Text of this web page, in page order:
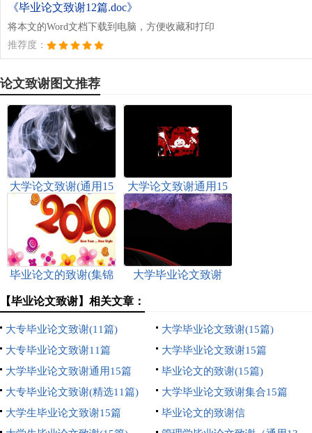
《毕业论文致谢12篇.doc》
将本文的Word文档下载到电脑，方便收藏和打印
推荐度：
论文致谢图文推荐
大学论文致谢(通用15
篇)
大学论文致谢通用15
篇
毕业论文的致谢(集锦
大学毕业论文致谢
【毕业论文致谢】相关文章：
大专毕业论文致谢(11篇)
大学毕业论文致谢(15篇)
大专毕业论文致谢11篇
大学毕业论文致谢15篇
大学毕业论文致谢通用15篇
毕业论文的致谢(15篇)
大专毕业论文致谢(精选11篇)
大学毕业论文致谢集合15篇
大学生毕业论文致谢15篇
毕业论文的致谢信